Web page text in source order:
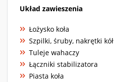
Układ zawieszenia
Łożysko koła
Szpilki, śruby, nakrętki kół
Tuleje wahaczy
Łączniki stabilizatora
Piasta koła